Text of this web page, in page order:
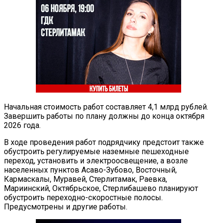
Начальная стоимость работ составляет 4,1 млрд рублей.
Завершить работы по плану должны до конца октября
2026 года.
В ходе проведения работ подрядчику предстоит также
обустроить регулируемые наземные пешеходные
переход, установить и электроосвещение, а возле
населенных пунктов Асаво-Зубово, Восточный,
Кармаскалы, Муравей, Стерлитамак, Раевка,
Мариинский, Октябрьское, Стерлибашево планируют
обустроить переходно-скоростные полосы.
Предусмотрены и другие работы.